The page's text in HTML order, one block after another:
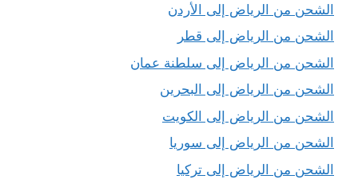
الشحن من الرياض إلى الأردن
الشحن من الرياض إلى قطر
الشحن من الرياض إلى سلطنة عمان
الشحن من الرياض إلى البحرين
الشحن من الرياض إلى الكويت
الشحن من الرياض إلى سوريا
الشحن من الرياض إلى تركيا